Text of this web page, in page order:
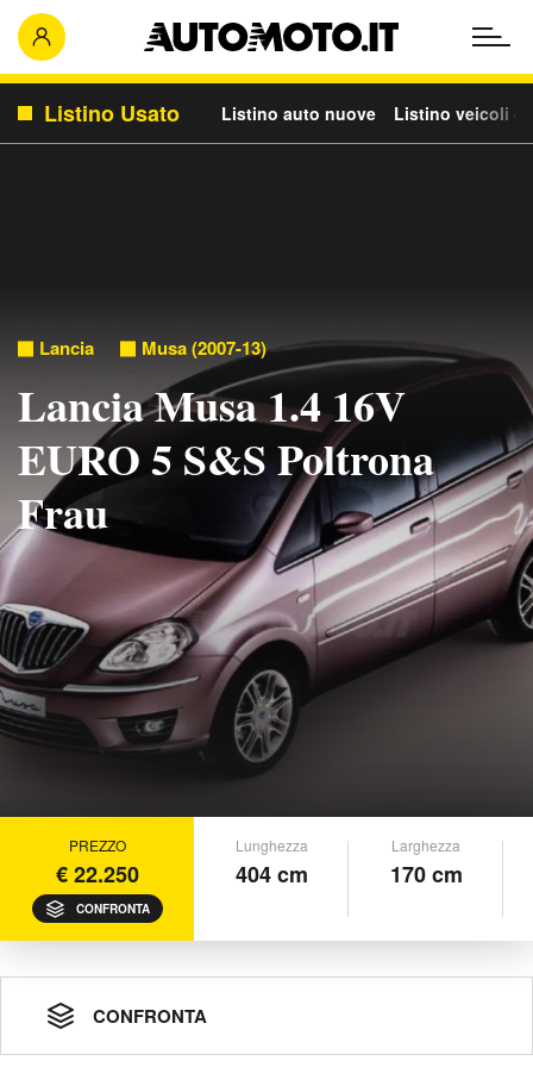
Listino Usato Listino auto nuove Listino veicoli
Lancia Musa (2007-13)
Lancia Musa 1.4 16V
EURO 5 S&S Poltrona
Frau
PREZZO
€ 22.250
CONFRONTA
Lunghezza
404 cm
Larghezza
170 cm
CONFRONTA